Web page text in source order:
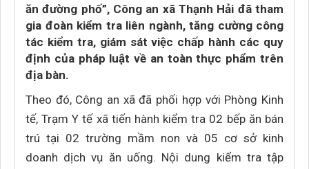
ăn đường phố”, Công an xã Thạnh Hải đã tham
gia đoàn kiểm tra liên ngành, tăng cường công
tác kiểm tra, giám sát việc chấp hành các quy
định của pháp luật về an toàn thực phẩm trên
địa bàn.
Theo đó, Công an xã đã phối hợp với Phòng Kinh
tế, Trạm Y tế xã tiến hành kiểm tra 02 bếp ăn bán
trú tại 02 trường mầm non và 05 cơ sở kinh
doanh dịch vụ ăn uống. Nội dung kiểm tra tập